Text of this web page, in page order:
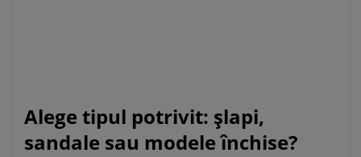
Alege tipul potrivit: șlapi,
sandale sau modele închise?